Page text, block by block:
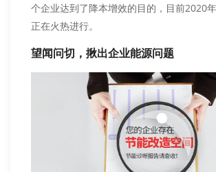
个企业达到了降本增效的目的，目前2020
正在火热进行。
望闻问切，揪出企业能源问题